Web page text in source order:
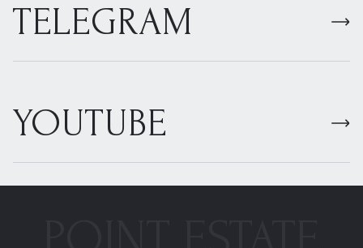
TELEGRAM
YOUTUBE